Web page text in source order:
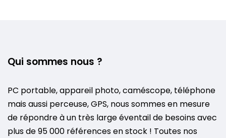
Qui sommes nous ?
PC portable, appareil photo, caméscope, téléphone
mais aussi perceuse, GPS, nous sommes en mesure
de répondre à un très large éventail de besoins avec
plus de 95 000 références en stock ! Toutes nos